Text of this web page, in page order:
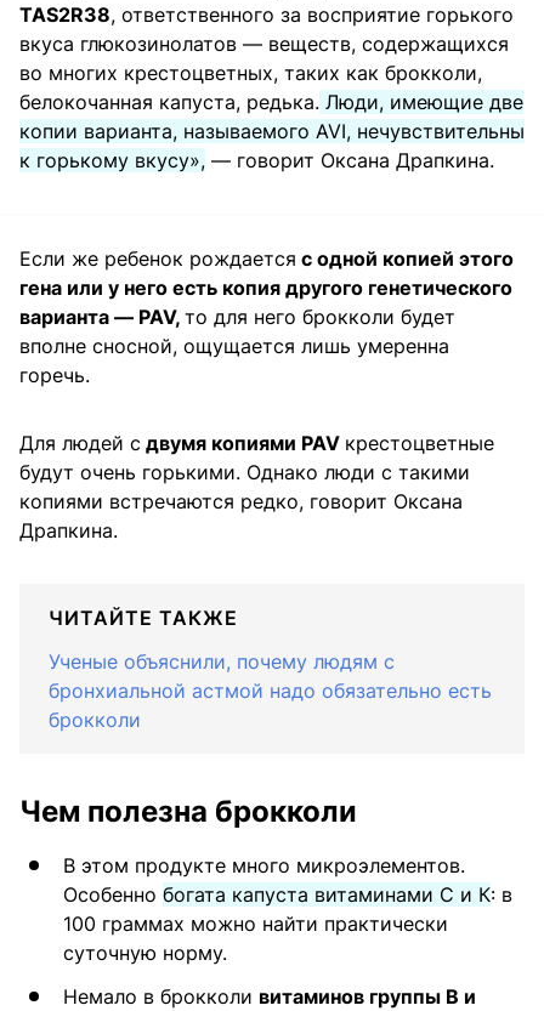
TAS2R38, ответственного за восприятие горького
вкуса глюкозинолатов — веществ, содержащихся
во многих крестоцветных, таких как брокколи,
белокочанная капуста, редька. Люди, имеющие две
копии варианта, называемого AVI, нечувствительны
к горькому вкусу», — говорит Оксана Драпкина.
Если же ребенок рождается с одной копией этого
гена или у него есть копия другого генетического
варианта — PAV, то для него брокколи будет
вполне сносной, ощущается лишь умеренна
горечь.
Для людей с двумя копиями PAV крестоцветные
будут очень горькими. Однако люди с такими
копиями встречаются редко, говорит Оксана
Драпкина.
ЧИТАЙТЕ ТАКЖЕ
Ученые объяснили, почему людям с
бронхиальной астмой надо обязательно есть
брокколи
Чем полезна брокколи
В этом продукте много микроэлементов.
Особенно богата капуста витаминами С и К: в
100 граммах можно найти практически
суточную норму.
Немало в брокколи витаминов группы В и